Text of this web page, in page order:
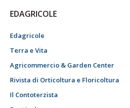
EDAGRICOLE
Edagricole
Terra e Vita
Agricommercio & Garden Center
Rivista di Orticoltura e Floricoltura
Il Contoterzista